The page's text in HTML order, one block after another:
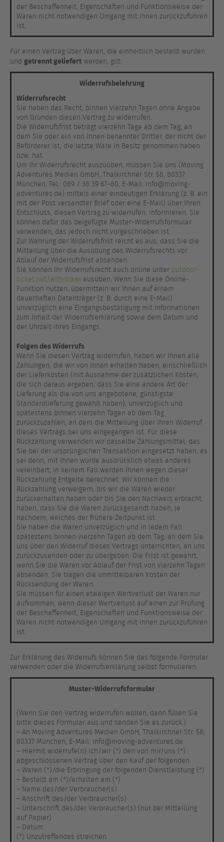
der Beschaffenheit, Eigenschaften und Funktionsweise der
Waren nicht notwendigen Umgang mit ihnen zurückzuführen
ist.
Für einen Vertrag über Waren, die einheitlich bestellt wurden
und getrennt geliefert werden, gilt:
Widerrufsbelehrung
Widerrufsrecht
Sie haben das Recht, binnen vierzehn Tagen ohne Angabe
von Gründen diesen Vertrag zu widerrufen.
Die Widerrufsfrist beträgt vierzehn Tage ab dem Tag, an
dem Sie oder ein von Ihnen benannter Dritter, der nicht der
Beförderer ist, die letzte Ware in Besitz genommen haben
bzw. hat.
Um Ihr Widerrufsrecht auszuüben, müssen Sie uns (Moving
Adventures Medien GmbH, Thalkirchner Str. 58, 80337
München, Tel.: 089 / 38 39 67–80, E-Mail: info@moving-
adventures.de) mittels einer eindeutigen Erklärung (z. B. ein
mit der Post versandter Brief oder eine E-Mail) über Ihren
Entschluss, diesen Vertrag zu widerrufen, informieren. Sie
können dafür das beigefügte Muster-Widerrufsformular
verwenden, das jedoch nicht vorgeschrieben ist.
Zur Wahrung der Widerrufsfrist reicht es aus, dass Sie die
Mitteilung über die Ausübung des Widerrufsrechts vor
Ablauf der Widerrufsfrist absenden.
Sie können Ihr Widerrufsrecht auch online unter outdoor-
ticket.net/withdrawl ausüben. Wenn Sie diese Online-
Funktion nutzen, übermitteln wir Ihnen auf einem
dauerhaften Datenträger (z. B. durch eine E-Mail)
unverzüglich eine Eingangsbestätigung mit Informationen
zum Inhalt der Widerrufserklärung sowie dem Datum und
der Uhrzeit ihres Eingangs.
Folgen des Widerrufs
Wenn Sie diesen Vertrag widerrufen, haben wir Ihnen alle
Zahlungen, die wir von Ihnen erhalten haben, einschließlich
der Lieferkosten (mit Ausnahme der zusätzlichen Kosten,
die sich daraus ergeben, dass Sie eine andere Art der
Lieferung als die von uns angebotene, günstigste
Standardlieferung gewählt haben), unverzüglich und
spätestens binnen vierzehn Tagen ab dem Tag
zurückzuzahlen, an dem die Mitteilung über Ihren Widerruf
dieses Vertrags bei uns eingegangen ist. Für diese
Rückzahlung verwenden wir dasselbe Zahlungsmittel, das
Sie bei der ursprünglichen Transaktion eingesetzt haben, es
sei denn, mit Ihnen wurde ausdrücklich etwas anderes
vereinbart; in keinem Fall werden Ihnen wegen dieser
Rückzahlung Entgelte berechnet. Wir können die
Rückzahlung verweigern, bis wir die Waren wieder
zurückerhalten haben oder bis Sie den Nachweis erbracht
haben, dass Sie die Waren zurückgesandt haben, je
nachdem, welches der frühere Zeitpunkt ist.
Sie haben die Waren unverzüglich und in jedem Fall
spätestens binnen vierzehn Tagen ab dem Tag, an dem Sie
uns über den Widerruf dieses Vertrags unterrichten, an uns
zurückzusenden oder zu übergeben. Die Frist ist gewahrt,
wenn Sie die Waren vor Ablauf der Frist von vierzehn Tagen
absenden. Sie tragen die unmittelbaren Kosten der
Rücksendung der Waren.
Sie müssen für einen etwaigen Wertverlust der Waren nur
aufkommen, wenn dieser Wertverlust auf einen zur Prüfung
der Beschaffenheit, Eigenschaften und Funktionsweise der
Waren nicht notwendigen Umgang mit ihnen zurückzuführen
ist.
Zur Erklärung des Widerrufs können Sie das folgende Formular
verwenden oder die Widerrufserklärung selbst formulieren:
Muster-Widerrufsformular
(Wenn Sie den Vertrag widerrufen wollen, dann füllen Sie
bitte dieses Formular aus und senden Sie es zurück.)
– An Moving Adventures Medien GmbH, Thalkirchner Str. 58,
80337 München, E-Mail: info@moving-adventures.de
– Hiermit widerrufe(n) ich/wir (*) den von mir/uns (*)
abgeschlossenen Vertrag über den Kauf der folgenden
– Waren (*)/die Erbringung der folgenden Dienstleistung (*)
– Bestellt am (*)/erhalten am (*)
– Name des/der Verbraucher(s)
– Anschrift des/der Verbraucher(s)
– Unterschrift des/der Verbraucher(s) (nur bei Mitteilung
auf Papier)
– Datum
(*) Unzutreffendes streichen.